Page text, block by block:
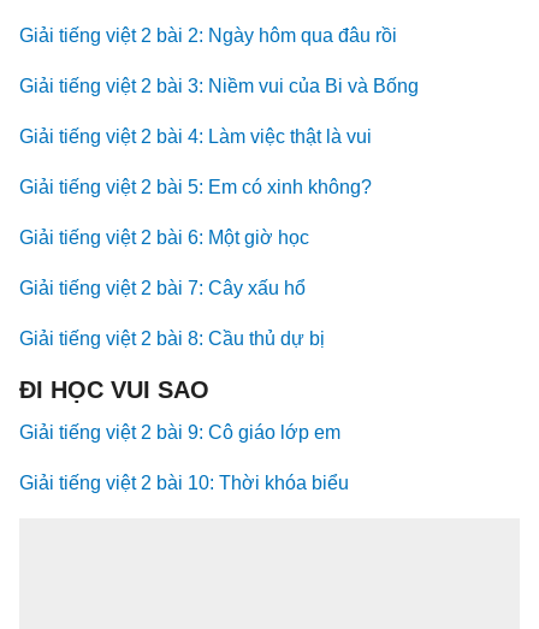
Giải tiếng việt 2 bài 2: Ngày hôm qua đâu rồi
Giải tiếng việt 2 bài 3: Niềm vui của Bi và Bống
Giải tiếng việt 2 bài 4: Làm việc thật là vui
Giải tiếng việt 2 bài 5: Em có xinh không?
Giải tiếng việt 2 bài 6: Một giờ học
Giải tiếng việt 2 bài 7: Cây xấu hổ
Giải tiếng việt 2 bài 8: Cầu thủ dự bị
ĐI HỌC VUI SAO
Giải tiếng việt 2 bài 9: Cô giáo lớp em
Giải tiếng việt 2 bài 10: Thời khóa biểu